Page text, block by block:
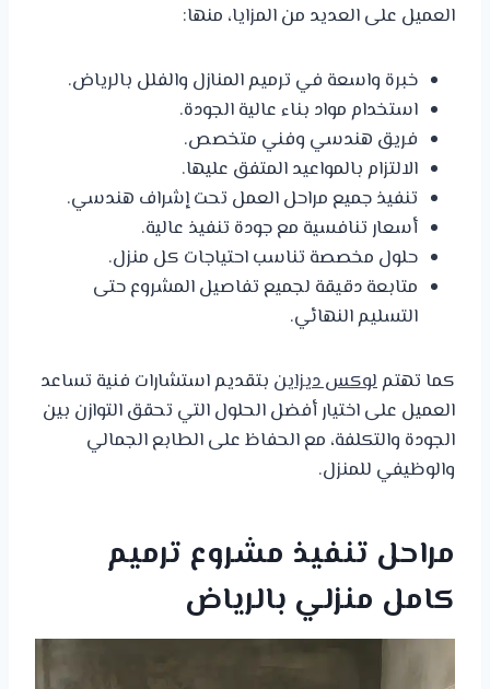
العميل على العديد من المزايا، منها:
خبرة واسعة في ترميم المنازل والفلل بالرياض.
استخدام مواد بناء عالية الجودة.
فريق هندسي وفني متخصص.
الالتزام بالمواعيد المتفق عليها.
تنفيذ جميع مراحل العمل تحت إشراف هندسي.
أسعار تنافسية مع جودة تنفيذ عالية.
حلول مخصصة تناسب احتياجات كل منزل.
متابعة دقيقة لجميع تفاصيل المشروع حتى
التسليم النهائي.
كما تهتملوكس ديزاين بتقديم استشارات فنية تساعد
العميل على اختيار أفضل الحلول التي تحقق التوازن بين
الجودة والتكلفة، مع الحفاظ على الطابع الجمالي
والوظيفي للمنزل.
مراحل تنفيذ مشروع ترميم
كامل منزلي بالرياض